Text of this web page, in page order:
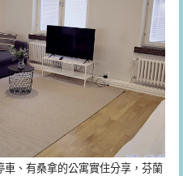
、有桑拿的公寓實住分享，芬蘭